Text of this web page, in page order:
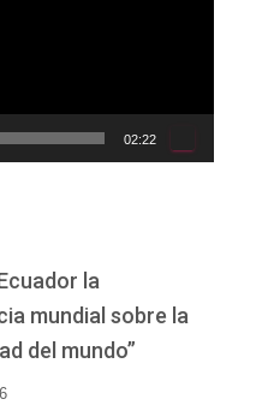
02:22
la
mundial sobre la
del mundo”